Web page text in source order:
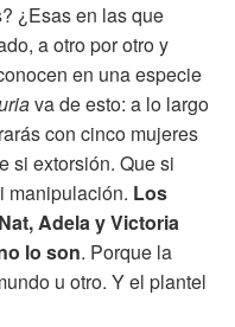
¿Esas en las que
a otro por otro y
en una especie
va de esto: a lo largo
con cinco mujeres
si extorsión. Que si
manipulación. Los
Adela y Victoria
lo son. Porque la
u otro. Y el plantel